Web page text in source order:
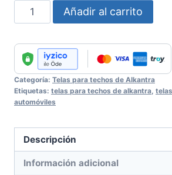
Alkantra
Headliner
No
:
30
cantidad
Añadir al carrito
Categoría: Telas para techos de Alkantra
Etiquetas: telas para techos de alkantra,
automóviles
Descripción
Información adicional